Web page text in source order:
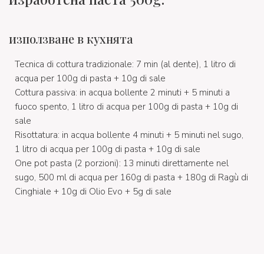
използване в кухнята
Tecnica di cottura tradizionale: 7 min (al dente), 1 litro di
acqua per 100g di pasta + 10g di sale
Cottura passiva: in acqua bollente 2 minuti + 5 minuti a
fuoco spento, 1 litro di acqua per 100g di pasta + 10g di
sale
Risottatura: in acqua bollente 4 minuti + 5 minuti nel sugo,
1 litro di acqua per 100g di pasta + 10g di sale
One pot pasta (2 porzioni): 13 minuti direttamente nel
sugo, 500 ml di acqua per 160g di pasta + 180g di Ragù di
Cinghiale + 10g di Olio Evo + 5g di sale